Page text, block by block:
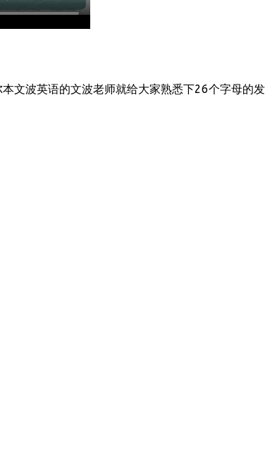
文波英语的文波老师就给大家熟悉下26个字母的发